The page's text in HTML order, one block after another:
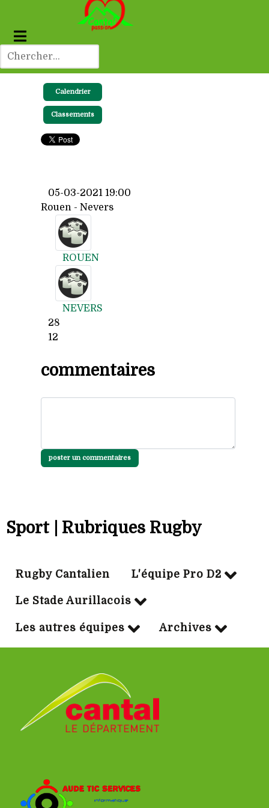
Calendrier
Classements
05-03-2021 19:00
Rouen - Nevers
ROUEN
NEVERS
28
12
commentaires
poster un commentaires
Sport | Rubriques Rugby
Rugby Cantalien L'équipe Pro D2
Le Stade Aurillacois
Les autres équipes Archives